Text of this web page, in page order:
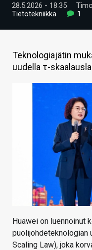
TECHBBS
KAUPPA
28.5.2026 - 18:35
Tietotekniikka
1
Teknologiajätin
uudella τ-
Huawei on luennoinut
puolijohdeteknologian
Scaling Law), joka